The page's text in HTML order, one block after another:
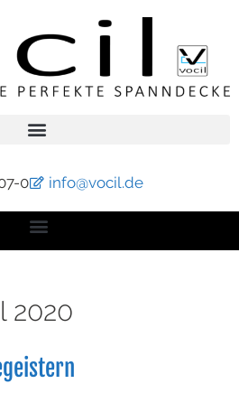
0 info@vocil.de
2020